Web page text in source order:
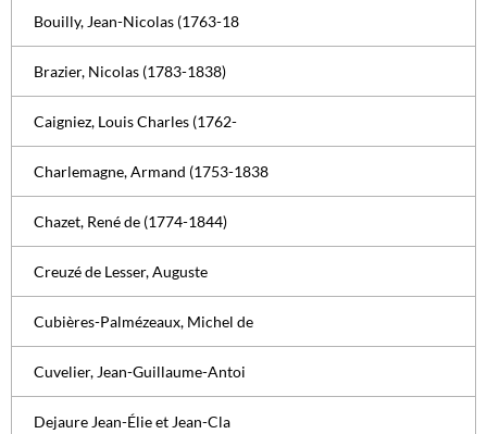
Bouilly, Jean-Nicolas (1763-18
Brazier, Nicolas (1783-1838)
Caigniez, Louis Charles (1762-
Charlemagne, Armand (1753-1838
Chazet, René de (1774-1844)
Creuzé de Lesser, Auguste
Cubières-Palmézeaux, Michel de
Cuvelier, Jean-Guillaume-Antoi
Dejaure Jean-Élie et Jean-Cla